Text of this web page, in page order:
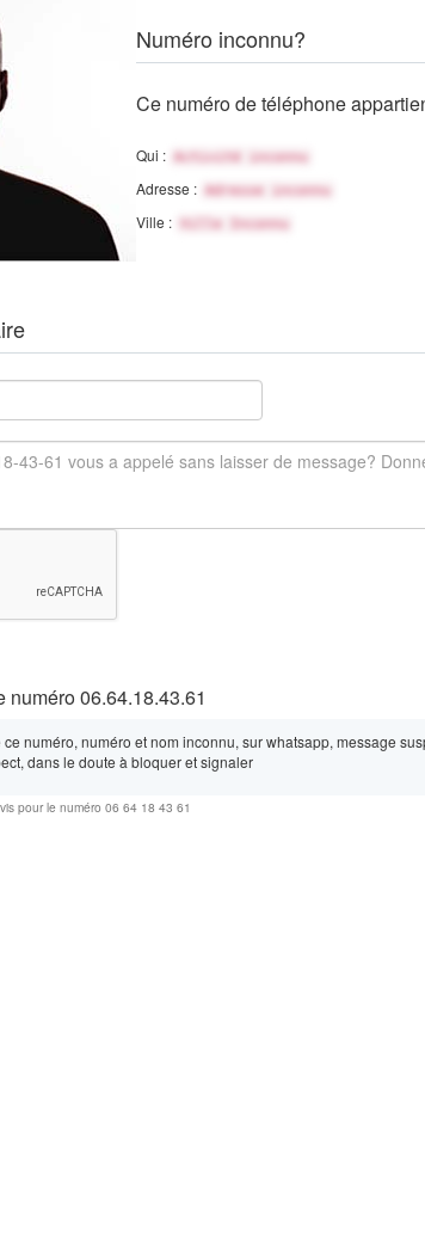
Numéro inconnu?
Ce numéro de téléphone
Qui : Activité inconnu
Adresse : Adresse inconnu
Ville : Ville Inconnu
06.64.18.43.61
numéro, numéro et nom inconnu, sur whatsapp, message
dans le doute à bloquer et signaler
pour le numéro 06 64 18 43 61